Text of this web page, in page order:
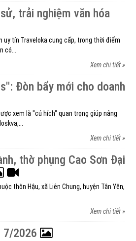
trải nghiệm văn hóa
tín Traveloka cung cấp, trong thời điểm
Xem chi tiết »
Đòn bẩy mới cho doanh
xem là "cú hích" quan trọng giúp nâng
Xem chi tiết »
thờ phụng Cao Sơn Đại
thôn Hậu, xã Liên Chung, huyện Tân Yên,
Xem chi tiết »
7/2026